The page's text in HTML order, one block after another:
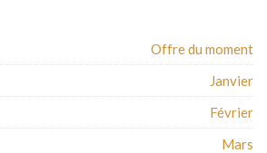
Offre du moment
Janvier
Février
Mars